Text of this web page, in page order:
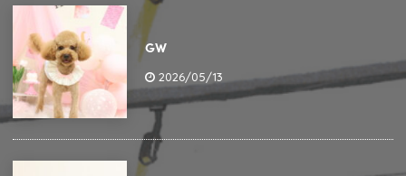
GW
2026/05/13